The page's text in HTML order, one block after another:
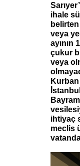
ihale
veya
ayının
çukur
veya
Kurban
ihtiyaç
meclis